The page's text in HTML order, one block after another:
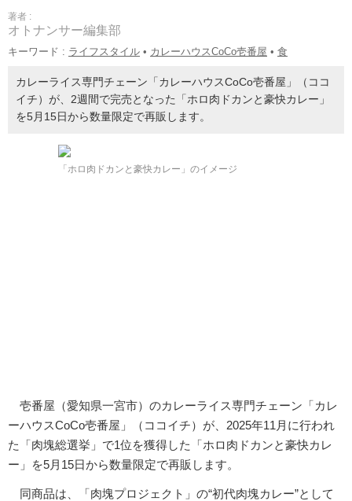
著者 :
オトナンサー編集部
キーワード : ライフスタイル • カレーハウスCoCo壱番屋 • 食
カレーライス専門チェーン「カレーハウスCoCo壱番屋」（ココ
イチ）が、2週間で完売となった「ホロ肉ドカンと豪快カレー」
を5月15日から数量限定で再販します。
「ホロ肉ドカンと豪快カレー」のイメージ
壱番屋（愛知県一宮市）のカレーライス専門チェーン「カレ
ーハウスCoCo壱番屋」（ココイチ）が、2025年11月に行われ
た「肉塊総選挙」で1位を獲得した「ホロ肉ドカンと豪快カレ
ー」を5月15日から数量限定で再販します。
同商品は、「肉塊プロジェクト」の“初代肉塊カレー”として